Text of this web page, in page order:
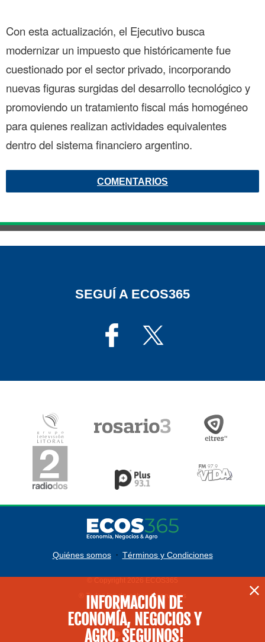
Con esta actualización, el Ejecutivo busca
modernizar un impuesto que históricamente fue
cuestionado por el sector privado, incorporando
nuevas figuras surgidas del desarrollo tecnológico y
promoviendo un tratamiento fiscal más homogéneo
para quienes realizan actividades equivalentes
dentro del sistema financiero argentino.
COMENTARIOS
SEGUÍ A ECOS365
Quiénes somos · Términos y Condiciones
© Copyright 2026 ECOS365
® Todos los derechos reservados
INFORMACIÓN DE
ECONOMÍA, NEGOCIOS Y
AGRO. SEGUINOS!